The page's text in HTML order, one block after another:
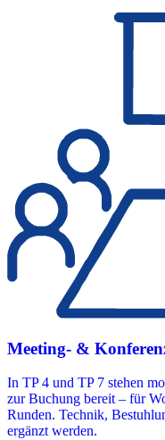
Meeting- &
In TP 4 und TP 7 stehen
zur Buchung bereit – für
Runden. Technik,
ergänzt werden.